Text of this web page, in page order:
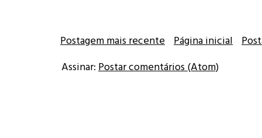
Postagem mais recente Página inicial
Assinar: Postar comentários (Atom)